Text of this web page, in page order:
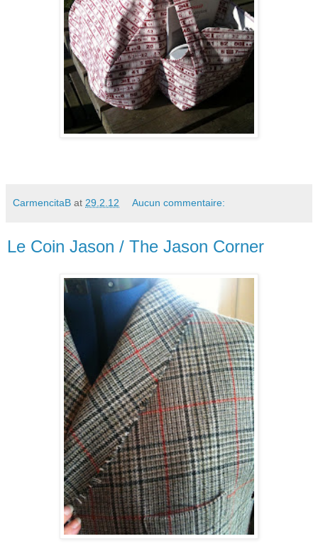
CarmencitaB at 29.2.12 Aucun commentaire:
Le Coin Jason / The Jason Corner